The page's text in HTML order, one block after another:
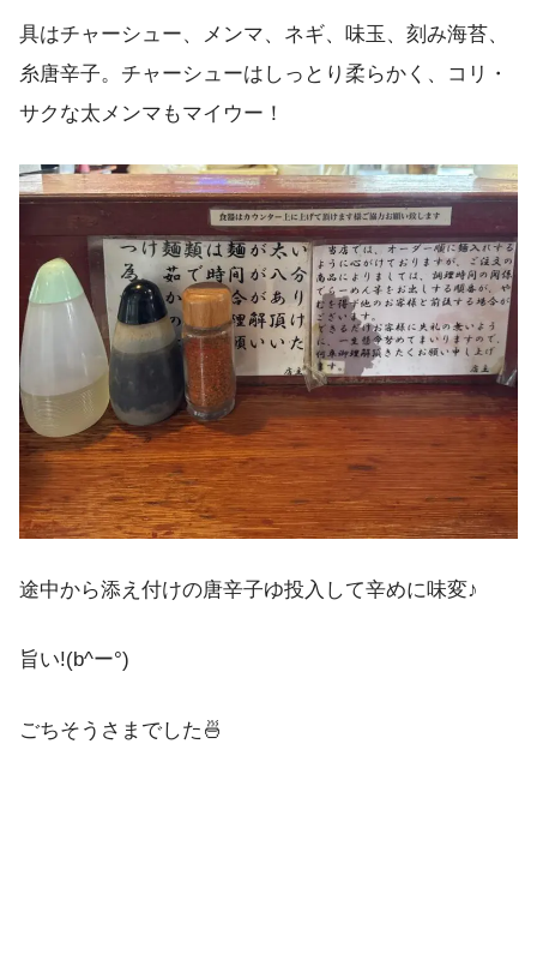
具はチャーシュー、メンマ、ネギ、味玉、刻み海苔、
糸唐辛子。チャーシューはしっとり柔らかく、コリ・
サクな太メンマもマイウー！
途中から添え付けの唐辛子ゆ投入して辛めに味変♪
旨い!(b^ー°)
ごちそうさまでした🍜